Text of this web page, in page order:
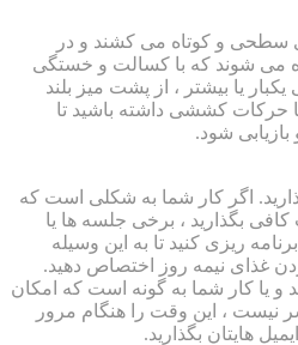
سطحی و کوتاه می کشند و در
می شوند که با کسالت و خستگی
یا بیشتر ، از پشت میز بلند
با حرکات کششی داشته باشید تا
شود.
اگر کار شما به شکلی است که
بگذارید ، برخی جلسه ها یا
ریزی کنید تا به این وسیله
غذای نیمه روز اختصاص دهید.
و یا کار شما به گونه است که امکان
نیست ، این وقت را هنگام مرور
هایتان بگذارید.